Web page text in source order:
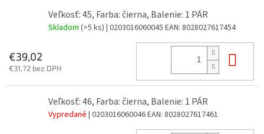
Veľkosť: 45, Farba: čierna, Balenie: 1 PÁR
Skladom (>5 ks) | 0203016060045 EAN: 8028027617454
€39,02
€31,72 bez DPH
Veľkosť: 46, Farba: čierna, Balenie: 1 PÁR
Vypredané | 0203016060046EAN: 8028027617461